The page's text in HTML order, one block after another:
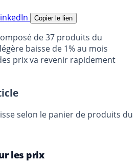
Copier le lien
de 37 produits du
baisse de 1% au mois
prix va revenir rapidement
selon le panier de produits du
les prix